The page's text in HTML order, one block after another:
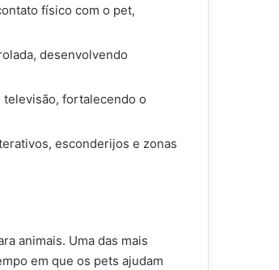
físico com o pet,
desenvolvendo
televisão, fortalecendo o
esconderijos e zonas
animais. Uma das mais
em que os pets ajudam